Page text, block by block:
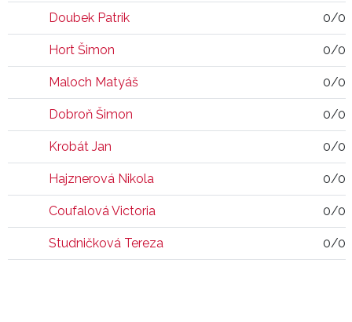
Doubek Patrik 0/0
Hort Šimon 0/0
Maloch Matyáš 0/0
Dobroň Šimon 0/0
Krobát Jan 0/0
Hajznerová Nikola 0/0
Coufalová Victoria 0/0
Studničková Tereza 0/0